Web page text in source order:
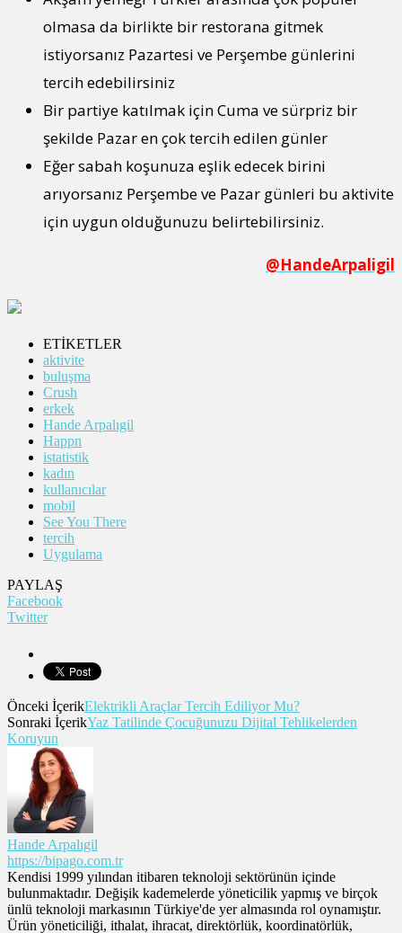
olmasa da birlikte bir restorana gitmek
istiyorsanız Pazartesi ve Perşembe günlerini
tercih edebilirsiniz
Bir partiye katılmak için Cuma ve sürpriz bir
şekilde Pazar en çok tercih edilen günler
Eğer sabah koşunuza eşlik edecek birini
arıyorsanız Perşembe ve Pazar günleri bu aktivite
için uygun olduğunuzu belirtebilirsiniz.
@HandeArpaligil
ETİKETLER
aktivite
buluşma
Crush
erkek
Hande Arpalıgil
Happn
istatistik
kadın
kullanıcılar
mobil
See You There
tercih
Uygulama
PAYLAŞ
Facebook
Twitter
Önceki İçerikElektrikli Araçlar Tercih Ediliyor Mu?
Sonraki İçerikYaz Tatilinde Çocuğunuzu Dijital Tehlikelerden
Koruyun
Hande Arpalıgil
https://bipago.com.tr
Kendisi 1999 yılından itibaren teknoloji sektörünün içinde
bulunmaktadır. Değişik kademelerde yöneticilik yapmış ve birçok
ünlü teknoloji markasının Türkiye'de yer almasında rol oynamıştır.
Ürün yöneticiliği, ithalat, ihracat, direktörlük, koordinatörlük,